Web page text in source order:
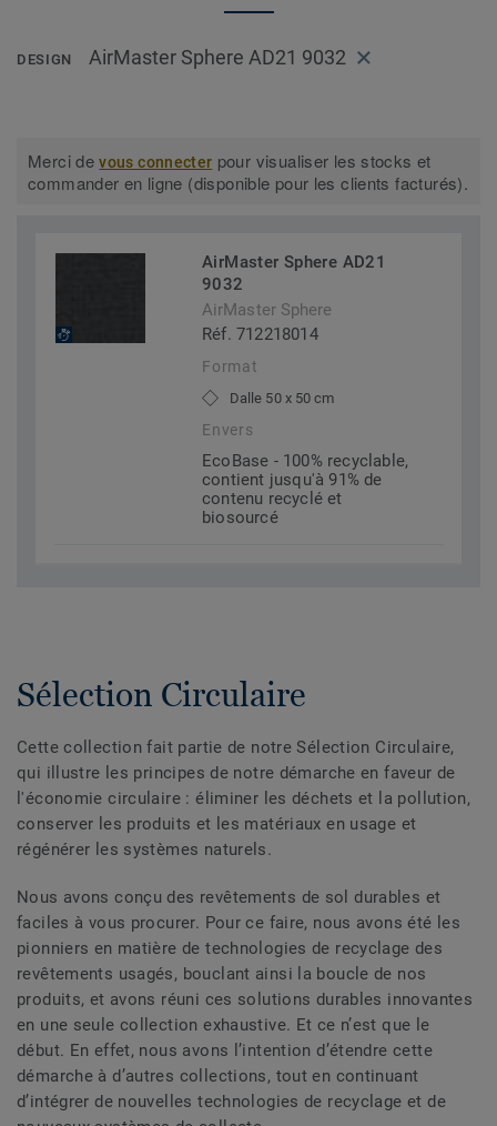
DESIGN AirMaster Sphere AD21 9032
Merci devous connecter pour visualiser les stocks et
commander en ligne (disponible pour les clients facturés).
AirMaster Sphere AD21
9032
AirMaster Sphere
Réf. 712218014
Format
Dalle 50 x 50 cm
Envers
EcoBase - 100% recyclable,
contient jusqu'à 91% de
contenu recyclé et
biosourcé
Sélection Circulaire
Cette collection fait partie de notre Sélection Circulaire,
qui illustre les principes de notre démarche en faveur de
l'économie circulaire : éliminer les déchets et la pollution,
conserver les produits et les matériaux en usage et
régénérer les systèmes naturels.
Nous avons conçu des revêtements de sol durables et
faciles à vous procurer. Pour ce faire, nous avons été les
pionniers en matière de technologies de recyclage des
revêtements usagés, bouclant ainsi la boucle de nos
produits, et avons réuni ces solutions durables innovantes
en une seule collection exhaustive. Et ce n’est que le
début. En effet, nous avons l’intention d’étendre cette
démarche à d’autres collections, tout en continuant
d’intégrer de nouvelles technologies de recyclage et de